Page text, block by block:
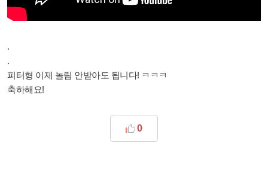
.
.
피터형 이제 놀림 안받아도 됩니다! ㅋㅋㅋ
축하해요!
0